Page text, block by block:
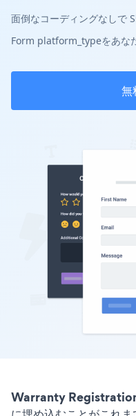
面倒なコーディングなし
Form platform_typeをあな
無
Warranty